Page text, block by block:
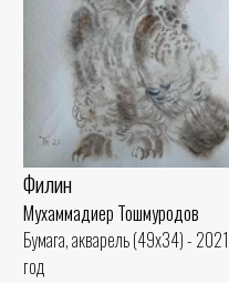
Филин
Мухаммадиер Тошмуродов
Бумага, акварель (49x34) - 2021
год